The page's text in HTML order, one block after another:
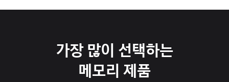
가장 많이 선택하는
메모리 제품